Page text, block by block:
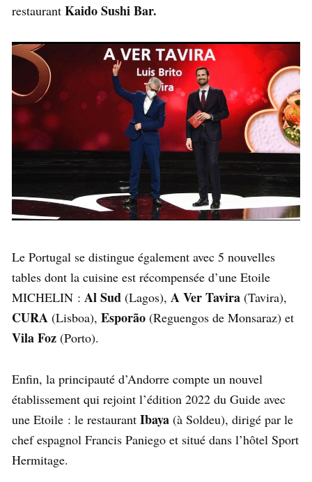
restaurant Kaido Sushi Bar.
Le Portugal se distingue également avec 5 nouvelles
tables dont la cuisine est récompensée d’une Etoile
MICHELIN : Al Sud (Lagos), A Ver Tavira (Tavira),
CURA (Lisboa), Esporão (Reguengos de Monsaraz) et
Vila Foz (Porto).
Enfin, la principauté d’Andorre compte un nouvel
établissement qui rejoint l’édition 2022 du Guide avec
une Etoile : le restaurant Ibaya (à Soldeu), dirigé par le
chef espagnol Francis Paniego et situé dans l’hôtel Sport
Hermitage.